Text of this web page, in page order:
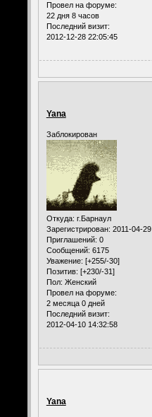
Провел на форуме:
22 дня 8 часов
Последний визит:
2012-12-28 22:05:45
Yana
Заблокирован
Откуда: г.Барнаул
Зарегистрирован: 2011-04-29
Приглашений: 0
Сообщений: 6175
Уважение: [+255/-30]
Позитив: [+230/-31]
Пол: Женский
Провел на форуме:
2 месяца 0 дней
Последний визит:
2012-04-10 14:32:58
Yana